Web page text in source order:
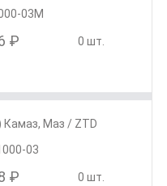
03М
₽ 0 шт.
Камаз, Маз / ZTD
03
₽ 0 шт.